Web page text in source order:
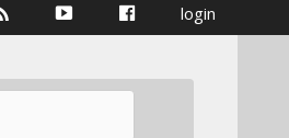
login
Facebook
youtube